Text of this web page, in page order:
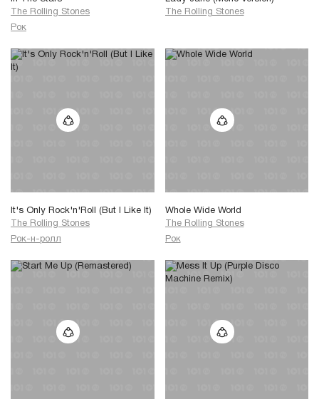
The Rolling Stones
Рок
The Rolling Stones
It's Only Rock'n'Roll (But I Like It)
The Rolling Stones
Рок-н-ролл
Whole Wide World
The Rolling Stones
Рок